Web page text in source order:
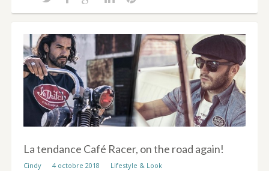
La tendance Café Racer, on the road again!
Cindy 4 octobre 2018 Lifestyle & Look